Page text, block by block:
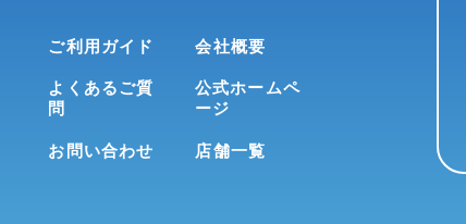
ご利用ガイド
よくあるご質
問
お問い合わせ
会社概要
公式ホームペ
ージ
店舗一覧